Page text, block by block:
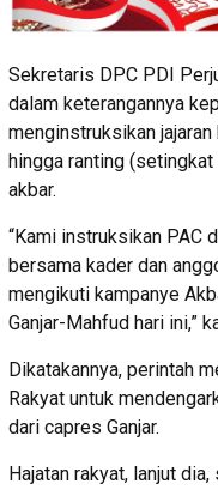
Sekretaris DPC PDI
dalam keterangannya
menginstruksikan
hingga ranting
akbar.
“Kami instruksikan PAC
bersama kader dan
mengikuti kampanye
Ganjar-Mahfud hari ini,”
Dikatakannya, perintah
Rakyat untuk
dari capres Ganjar.
Hajatan rakyat, lanjut